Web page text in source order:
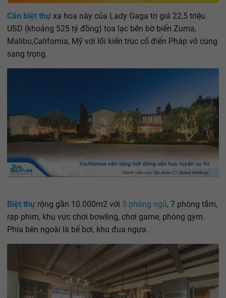
Căn biệt thựxa hoa này của Lady Gaga trị giá 22,5 triệu
USD (khoảng 525 tỷ đồng) tọa lạc bên bờ biển Zuma,
Malibu,California, Mỹ với lối kiến trúc cổ điển Pháp vô cùng
sang trọng.
Biệt thựrộng gần 10.000m2 với 5 phòng ngủ, 7 phòng tắm,
rạp phim, khu vực chơi bowling, chơi game, phòng gym.
Phía bên ngoài là bể bơi, khu đua ngựa.